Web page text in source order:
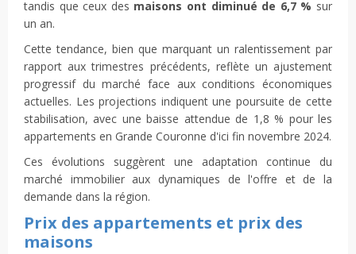
tandis que ceux des maisons ont diminué de 6,7 % sur
un an.
Cette tendance, bien que marquant un ralentissement par
rapport aux trimestres précédents, reflète un ajustement
progressif du marché face aux conditions économiques
actuelles. Les projections indiquent une poursuite de cette
stabilisation, avec une baisse attendue de 1,8 % pour les
appartements en Grande Couronne d'ici fin novembre 2024.
Ces évolutions suggèrent une adaptation continue du
marché immobilier aux dynamiques de l'offre et de la
demande dans la région.
Prix des appartements et prix des
maisons